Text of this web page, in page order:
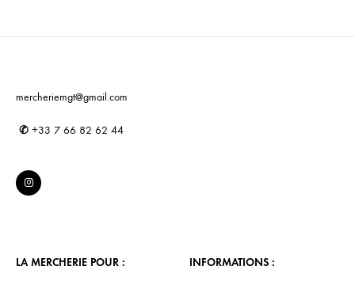
mercheriemgt@gmail.com
✆ +33 7 66 82 62 44
LA MERCHERIE POUR : INFORMATIONS :